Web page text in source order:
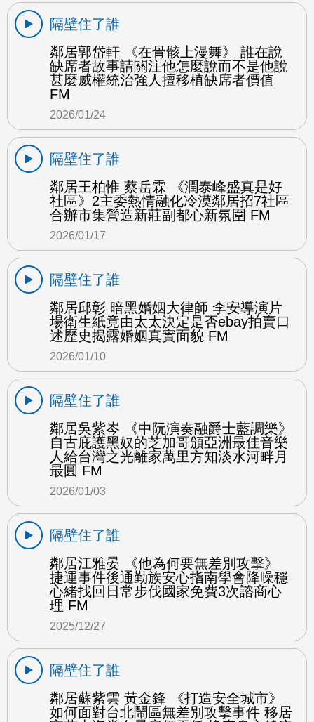
隔壁住了誰
鄰居郭岱軒 《在骨骸上漫舞》 誰在說
缺席者故事請關注他怎麼說而不是他說
甚麼威權統治強人擅移植缺席者價值
FM
2026/01/24
隔壁住了誰
鄰居王柏惟 蔡岳霖 《潤泰峰盛真是好
社區》2主委熱情融化冷漠鄰居招7社區
合辦市集營造新莊副都心新氛圍 FM
2026/01/17
隔壁住了誰
鄰居邱彰 暗黑婚姻大律師 李安導演片
場衛生紙竟由太太決定是否ebay拍賣口
述歷史揭露婚姻真實面貌 FM
2026/01/10
隔壁住了誰
鄰居吳紫岑 《中阮演奏融爵士藍調樂》
自古庇護黑奴的芝加哥頒亞洲最佳音樂
人給台灣之光離家萬里方知淡水河畔月
最圓 FM
2026/01/03
隔壁住了誰
鄰居江雅晏 《他為何要無差別攻擊》
捷運事件後通勤族安心指南學會降噪穩
心緒找回日常步伐國家免費3次諮商心
理 FM
2025/12/27
隔壁住了誰
鄰居蘇紫雲 黃金鋒 《打造安全城市》
如何面對台北鬧區無差別攻擊事件 移居